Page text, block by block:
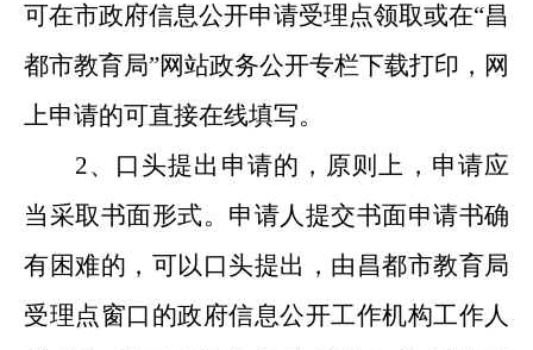
可在市政府信息公开申请受理点领取或在“昌
都市教育局”网站政务公开专栏下载打印，网
上申请的可直接在线填写。
2、口头提出申请的，原则上，申请应
当采取书面形式。申请人提交书面申请书确
有困难的，可以口头提出，由昌都市教育局
受理点窗口的政府信息公开工作机构工作人